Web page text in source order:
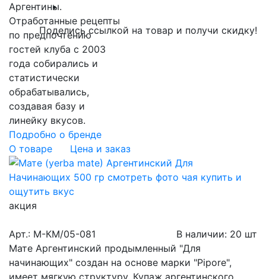
Аргентины.
Отработанные рецепты
по предпочтению
гостей клуба с 2003
года собирались и
статистически
обрабатывались,
создавая базу и
линейку вкусов.
Подробно о бренде
Поделись ссылкой на товар и получи скидку!
О товаре Цена и заказ
акция
Арт.: М-КМ/05-081 В наличии: 20 шт
Мате Аргентинский продымленный "Для
начинающих" создан на основе марки "Pipore",
имеет мягкую структуру. Купаж аргентинского